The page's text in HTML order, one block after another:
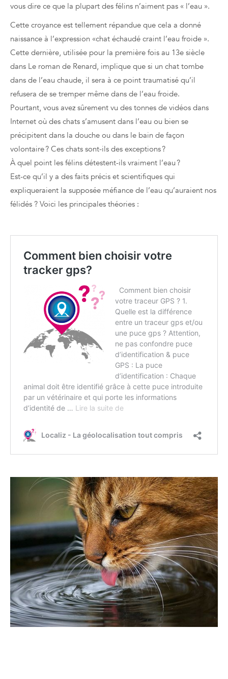
vous dire ce que la plupart des félins n’aiment pas « l’eau ».
Cette croyance est tellement répandue que cela a donné
naissance à l’expression «chat échaudé craint l’eau froide ».
Cette dernière, utilisée pour la première fois au 13e siècle
dans Le roman de Renard, implique que si un chat tombe
dans de l’eau chaude, il sera à ce point traumatisé qu’il
refusera de se tremper même dans de l’eau froide.
Pourtant, vous avez sûrement vu des tonnes de vidéos dans
Internet où des chats s’amusent dans l’eau ou bien se
précipitent dans la douche ou dans le bain de façon
volontaire ? Ces chats sont-ils des exceptions ?
À quel point les félins détestent-ils vraiment l’eau ?
Est-ce qu’il y a des faits précis et scientifiques qui
expliqueraient la supposée méfiance de l’eau qu’auraient nos
félidés ? Voici les principales théories :